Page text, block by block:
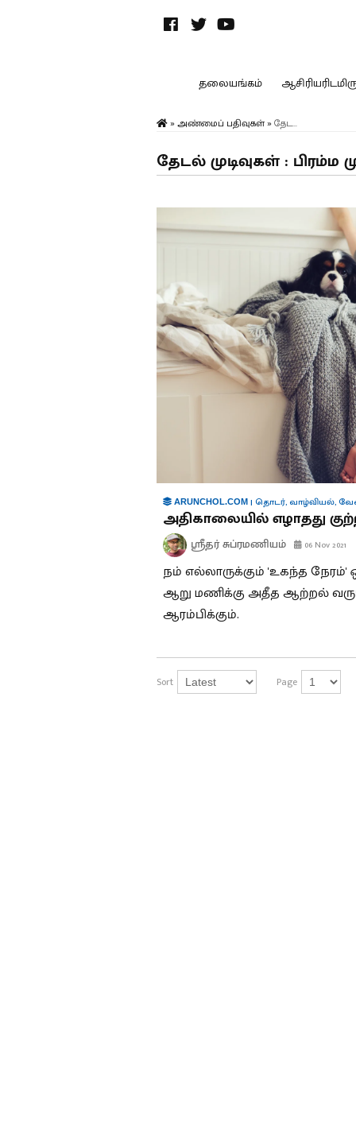
தலையங்கம்
» அண்மைப் பதிவுகள்» தேட...
தேடல் முடிவுகள் : பிரம்ம
ARUNCHOL.COM | தொடர், வாழ்வியல்,
அதிகாலையில் எழாதது
ஸ்ரீதர் சுப்ரமணியம் 06 Nov 2021
நம் எல்லாருக்கும் 'உகந்த நேரம்'
ஆறு மணிக்கு அதீத ஆற்றல் வரும்.
ஆரம்பிக்கும்.
Sort Page